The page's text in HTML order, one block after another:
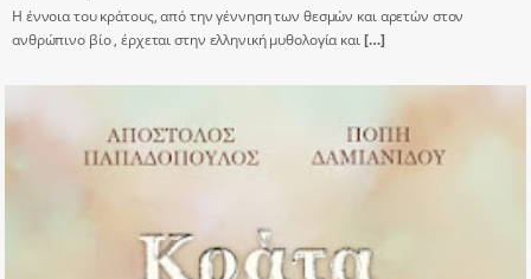
Η έννοια του κράτους, από την γέννηση των θεσμών και αρετών στον
ανθρώπινο βίο , έρχεται στην ελληνική μυθολογία και[…]